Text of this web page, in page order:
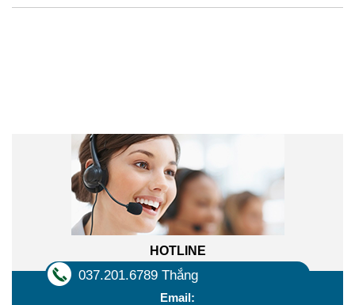
HOTLINE
037.201.6789 Thắng
Email: